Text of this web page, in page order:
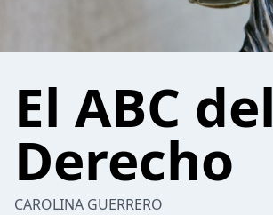
El ABC del
Derecho
CAROLINA GUERRERO